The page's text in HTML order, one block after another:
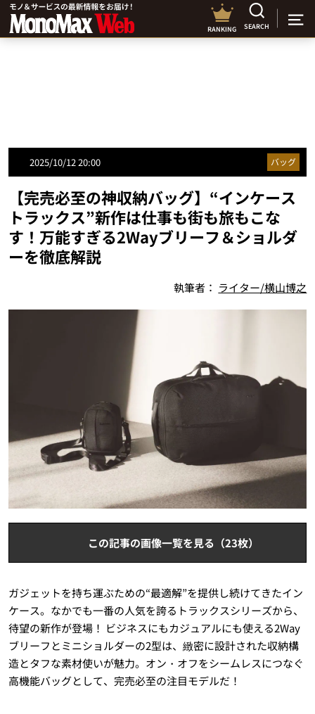
RANKING SEARCH
2025/10/12 20:00 バッグ
【完売必至の神収納バッグ】“インケース
トラックス”新作は仕事も街も旅もこな
す！万能すぎる2Wayブリーフ＆ショルダ
ーを徹底解説
執筆者： ライター/横山博之
この記事の画像一覧を見る（23枚）
ガジェットを持ち運ぶための“最適解”を提供し続けてきたイン
ケース。なかでも一番の人気を誇るトラックスシリーズから、
待望の新作が登場！ ビジネスにもカジュアルにも使える2Way
ブリーフとミニショルダーの2型は、緻密に設計された収納構
造とタフな素材使いが魅力。オン・オフをシームレスにつなぐ
高機能バッグとして、完売必至の注目モデルだ！